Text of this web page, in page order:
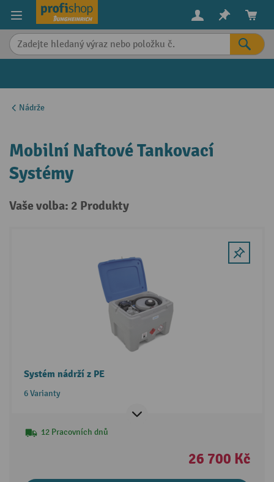
content
Nádrže
Mobilní Naftové Tankovací
Systémy
Vaše volba: 2 Produkty
Systém nádrží z PE
6 Varianty
12 Pracovních dnů
26 700 Kč